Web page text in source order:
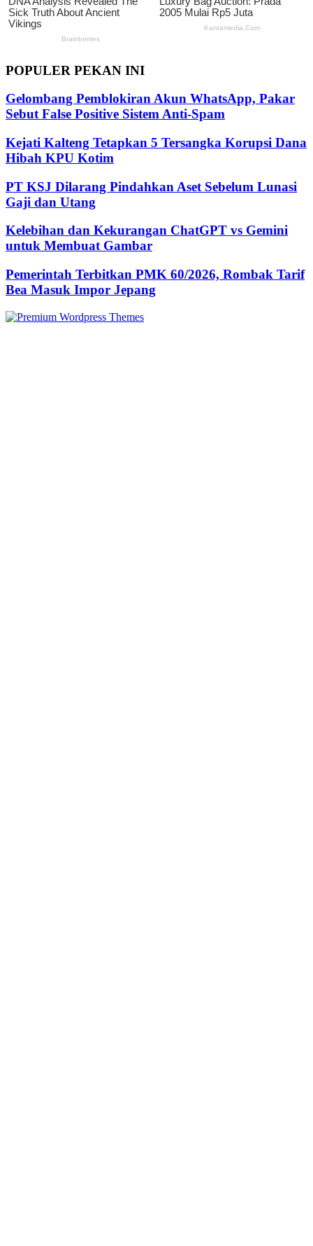
POPULER PEKAN INI
Gelombang Pemblokiran Akun WhatsApp, Pakar
Sebut False Positive Sistem Anti-Spam
Kejati Kalteng Tetapkan 5 Tersangka Korupsi Dana
Hibah KPU Kotim
PT KSJ Dilarang Pindahkan Aset Sebelum Lunasi
Gaji dan Utang
Kelebihan dan Kekurangan ChatGPT vs Gemini
untuk Membuat Gambar
Pemerintah Terbitkan PMK 60/2026, Rombak Tarif
Bea Masuk Impor Jepang